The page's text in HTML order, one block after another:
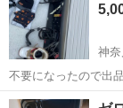
神
不要になったので出
セットでの出品にな
神奈川 横浜市